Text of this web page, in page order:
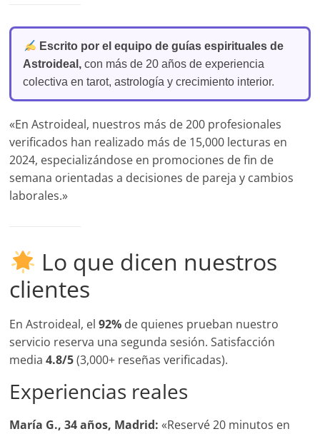
Escrito por el equipo de guías espirituales de
Astroideal, con más de 20 años de experiencia
colectiva en tarot, astrología y crecimiento interior.
«En Astroideal, nuestros más de 200 profesionales
verificados han realizado más de 15,000 lecturas en
2024, especializándose en promociones de fin de
semana orientadas a decisiones de pareja y cambios
laborales.»
Lo que dicen nuestros
clientes
En Astroideal, el92% de quienes prueban nuestro
servicio reserva una segunda sesión. Satisfacción
media4.8/5(3,000+ reseñas verificadas).
Experiencias reales
María G., 34 años, Madrid: «Reservé 20 minutos en